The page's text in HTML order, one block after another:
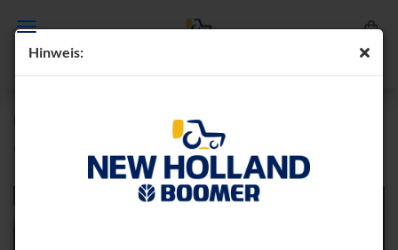
Hin­weis:
HY­DRAU­LIK­KIT 2X DW HIN­TEN
1000260-​1000374)